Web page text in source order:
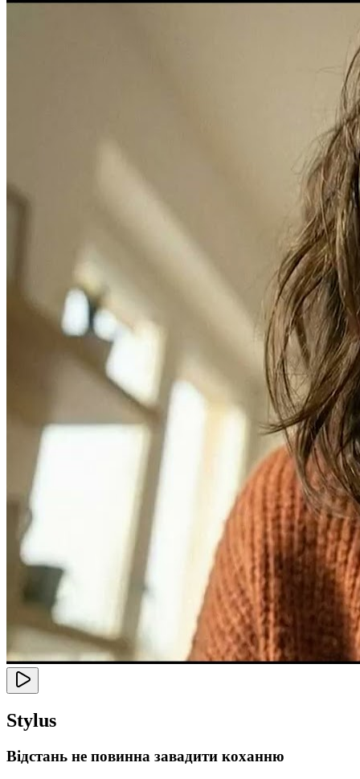
Stylus
Відстань не повинна завадити коханню